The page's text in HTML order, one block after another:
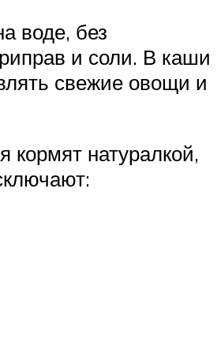
воде, без
и соли. В каши
свежие овощи и
кормят натуралкой,